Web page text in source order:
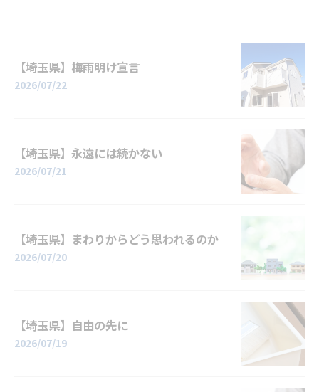
【埼玉県】梅雨明け宣言
2026/07/22
【埼玉県】永遠には続かない
2026/07/21
【埼玉県】まわりからどう思われるのか
2026/07/20
【埼玉県】自由の先に
2026/07/19